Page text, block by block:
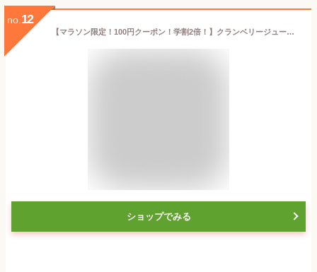
no. 12
【マラソン限定！100円クーポン！学割2倍！】クランベリージュース ストレート エリート elite オーガニック クランベリージュース 700ml 有機JAS 3本セット 送料無料
ショップでみる